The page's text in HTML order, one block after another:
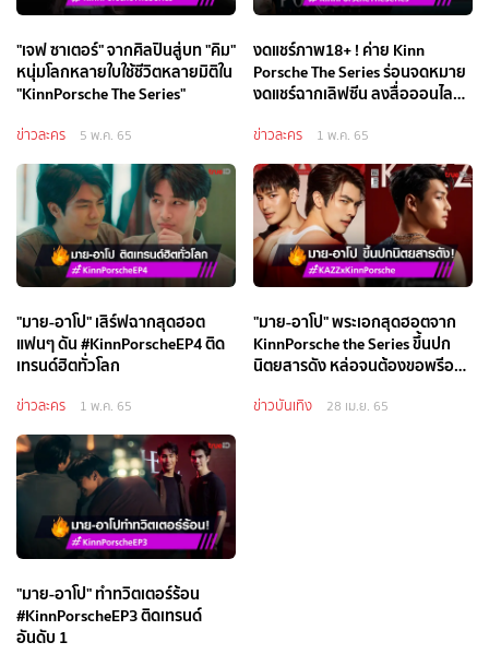
"เจฟ ซาเตอร์" จากศิลปินสู่บท "คิม"
หนุ่มโลกหลายใบใช้ชีวิตหลายมิติใน
"KinnPorsche The Series"
ข่าวละคร 5 พ.ค. 65
งดแชร์ภาพ18+ ! ค่าย Kinn
Porsche The Series ร่อนจดหมาย
งดแชร์ฉากเลิฟซีน ลงสื่อออนไลน์
ข่าวละคร 1 พ.ค. 65
"มาย-อาโป" เสิร์ฟฉากสุดฮอต
แฟนๆ ดัน #KinnPorscheEP4 ติด
เทรนด์ฮิตทั่วโลก
ข่าวละคร 1 พ.ค. 65
"มาย-อาโป" พระเอกสุดฮอตจาก
KinnPorsche the Series ขึ้นปก
นิตยสารดัง หล่อจนต้องขอพรีออ
ข่าวบันเทิง 28 เม.ย. 65
"มาย-อาโป" ทำทวิตเตอร์ร้อน
#KinnPorscheEP3 ติดเทรนด์
อันดับ 1